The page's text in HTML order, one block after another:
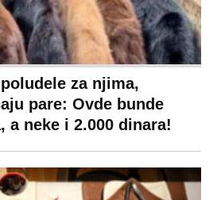
Showtime
zagrevanje
Gora
MONDO INC.
Impressum
Kontakt
Politika o kolačićima
Uslovi korišćenja
Politika privatnosti